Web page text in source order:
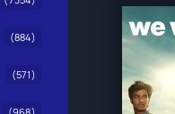
(884)
(571)